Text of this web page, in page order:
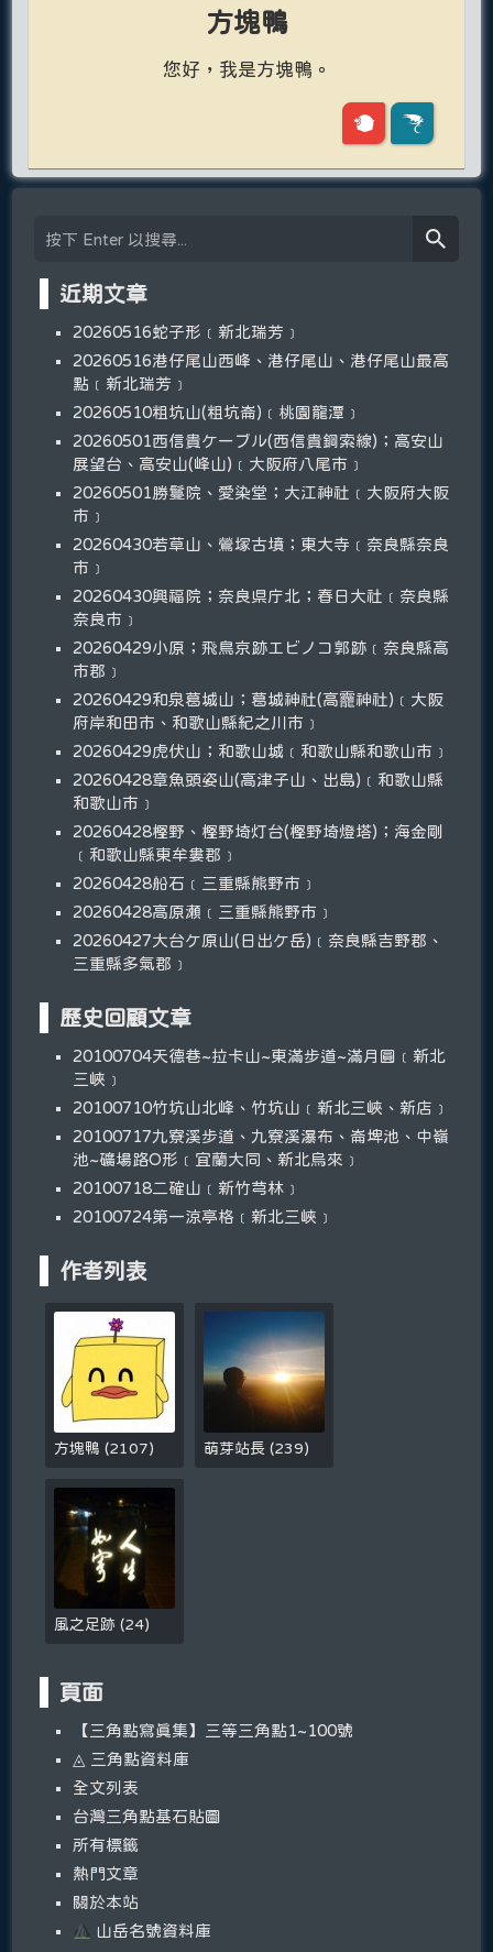
方塊鴨
您好，我是方塊鴨。
近期文章
20260516蛇子形﹝新北瑞芳﹞
20260516港仔尾山西峰、港仔尾山、港仔尾山最高
點﹝新北瑞芳﹞
20260510粗坑山(粗坑崙)﹝桃園龍潭﹞
20260501西信貴ケーブル(西信貴鋼索線)；高安山
展望台、高安山(峰山)﹝大阪府八尾市﹞
20260501勝鬘院、愛染堂；大江神社﹝大阪府大阪
市﹞
20260430若草山、鶯塚古墳；東大寺﹝奈良縣奈良
市﹞
20260430興福院；奈良県庁北；春日大社﹝奈良縣
奈良市﹞
20260429小原；飛鳥京跡エビノコ郭跡﹝奈良縣高
市郡﹞
20260429和泉葛城山；葛城神社(高龗神社)﹝大阪
府岸和田市、和歌山縣紀之川市﹞
20260429虎伏山；和歌山城﹝和歌山縣和歌山市﹞
20260428章魚頭姿山(高津子山、出島)﹝和歌山縣
和歌山市﹞
20260428樫野、樫野埼灯台(樫野埼燈塔)；海金剛
﹝和歌山縣東牟婁郡﹞
20260428船石﹝三重縣熊野市﹞
20260428高原瀬﹝三重縣熊野市﹞
20260427大台ケ原山(日出ケ岳)﹝奈良縣吉野郡、
三重縣多氣郡﹞
歷史回顧文章
20100704天德巷~拉卡山~東滿步道~滿月圓﹝新北
三峽﹞
20100710竹坑山北峰、竹坑山﹝新北三峽、新店﹞
20100717九寮溪步道、九寮溪瀑布、崙埤池、中嶺
池~礦場路O形﹝宜蘭大同、新北烏來﹞
20100718二確山﹝新竹芎林﹞
20100724第一涼亭格﹝新北三峽﹞
作者列表
方塊鴨(2107) 萌芽站長(239)
風之足跡(24)
頁面
【三角點寫真集】三等三角點1~100號
◬ 三角點資料庫
全文列表
台灣三角點基石貼圖
所有標籤
熱門文章
關於本站
山岳名號資料庫